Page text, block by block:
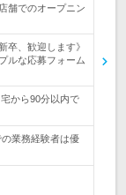
舗でのオープニン
卒、歓迎します》
ルな応募フォーム
から90分以内で
業務経験者は優